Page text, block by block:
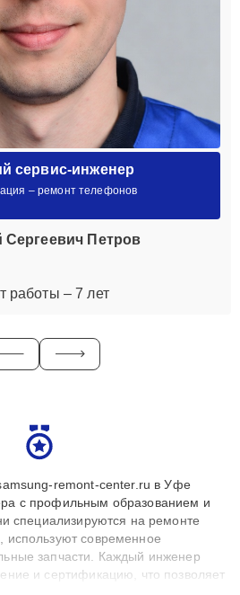
сервис-инженер
– ремонт телефонов
Сергеевич Петров
работы – 7 лет
remont-center.ru в Уфе
с профильным образованием и
специализируются на ремонте
используют современное
запчасти. Каждый инженер
и сертификацию, что позволяет